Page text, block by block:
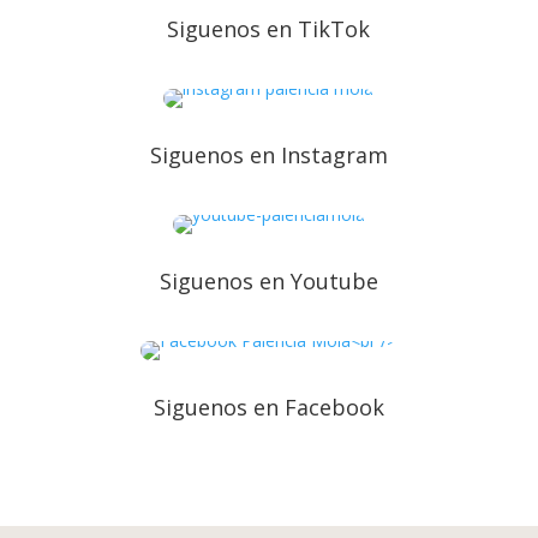
Siguenos en TikTok
Siguenos en Instagram
Siguenos en Youtube
Siguenos en Facebook